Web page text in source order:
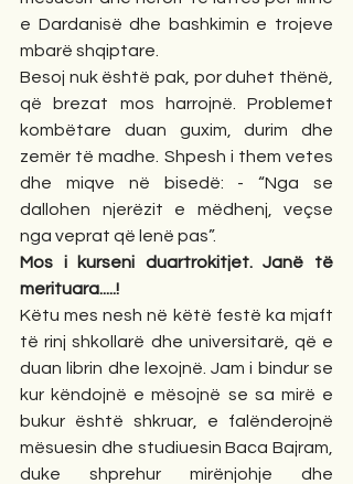
e Dardanisë dhe bashkimin e trojeve
mbarë shqiptare.
Besoj nuk është pak, por duhet thënë,
që brezat mos harrojnë. Problemet
kombëtare duan guxim, durim dhe
zemër të madhe. Shpesh i them vetes
dhe miqve në bisedë: - “Nga se
dallohen njerëzit e mëdhenj, veçse
nga veprat që lenë pas”.
Mos i kurseni duartrokitjet. Janë të
merituara.....!
Këtu mes nesh në këtë festë ka mjaft
të rinj shkollarë dhe universitarë, që e
duan librin dhe lexojnë. Jam i bindur se
kur këndojnë e mësojnë se sa mirë e
bukur është shkruar, e falënderojnë
mësuesin dhe studiuesin Baca Bajram,
duke shprehur mirënjohje dhe